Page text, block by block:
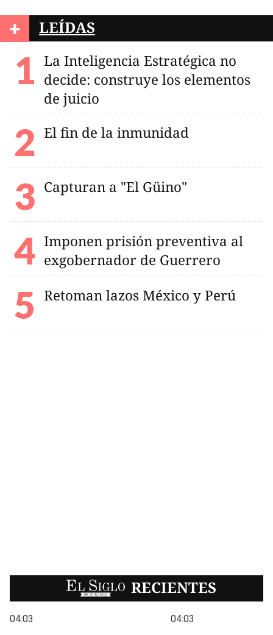
+ LEÍDAS
La Inteligencia Estratégica no
decide: construye los elementos
de juicio
El fin de la inmunidad
Capturan a "El Güino"
Imponen prisión preventiva al
exgobernador de Guerrero
Retoman lazos México y Perú
EL SIGLO RECIENTES